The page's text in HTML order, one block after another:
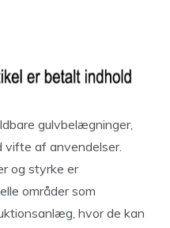
gulvbelægninger,
vifte af anvendelser.
og styrke er
områder som
hvor de kan